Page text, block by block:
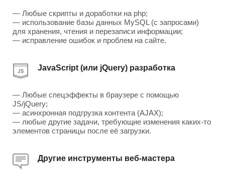
— Любые скрипты и доработки на php;
— использование базы данных MySQL (с запросами)
для хранения, чтения и перезаписи информации;
— исправление ошибок и проблем на сайте.
JavaScript (или jQuery) разработка
— Любые спецэффекты в браузере с помощью
JS/jQuery;
— асинхронная подгрузка контента (AJAX);
— любые другие задачи, требующие изменения каких-то
элементов страницы после её загрузки.
Другие инструменты веб-мастера